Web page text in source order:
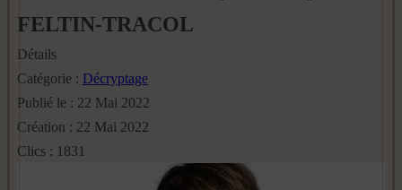
FELTIN-TRACOL
Détails
Catégorie : Décryptage
Publié le : 22 Mai 2022
Création : 22 Mai 2022
Clics : 1831